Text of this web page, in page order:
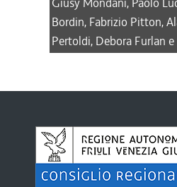
Bordin, Fabrizio Pitton,
Pertoldi, Debora Furlan